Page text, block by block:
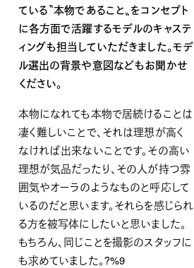
ている〝本物であること〟をコンセプト
に各方面で活躍するモデルのキャステ
ィングも担当していただきました。モデ
ル選出の背景や意図などもお聞かせ
ください。
本物になれても本物で居続けることは
凄く難しいことで、それは理想が高く
なければ出来ないことです。その高い
理想が気品だったり、その人が持つ雰
囲気やオーラのようなものと呼応して
いるのだと思います。それらを感じられ
る方を被写体にしたいと思いました。
もちろん、同じことを撮影のスタッフに
も求めていました。?%9